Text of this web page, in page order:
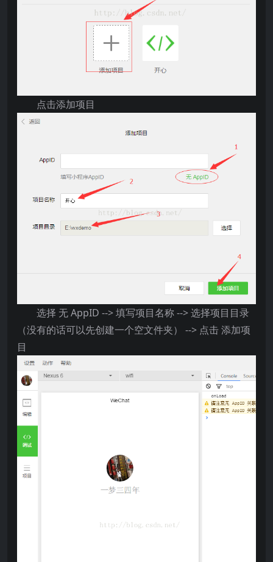
点击添加项目
选择 无 AppID --> 填写项目名称 --> 选择项目目录
（没有的话可以先创建一个空文件夹） --> 点击 添加项
目